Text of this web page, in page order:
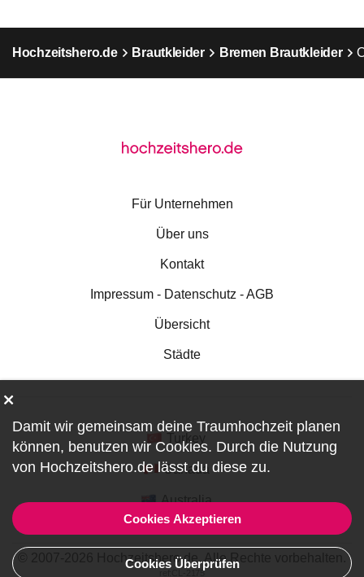
Hochzeitshero.de Brautkleider Bremen Brautkleider
Für Unternehmen
Über uns
Kontakt
Impressum - Datenschutz - AGB
Übersicht
Städte
Turkey
Canada
Australia
© 2007-2026 Hochzeitshero.de. Alle Rechte vorbehalten.
ref:CL-2175
Damit wir gemeinsam deine Traumhochzeit planen
können, benutzen wir Cookies. Durch die Nutzung
von Hochzeitshero.de lässt du diese zu.
Cookies Akzeptieren
Cookies Überprüfen